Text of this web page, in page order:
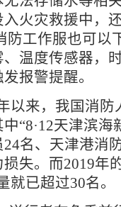
火灾救援中，
作服也可以
温度传感器，
报警提醒。
以来，我国消防
“8·12天津滨海
名、天津港消
失。而2019年
就已超过30名。